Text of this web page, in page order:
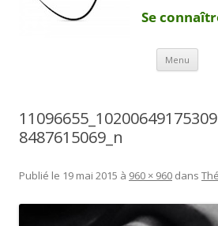
Se
Menu Aller
8487615069_n
Publié le 19 mai 2015 à 960 × 960 dans